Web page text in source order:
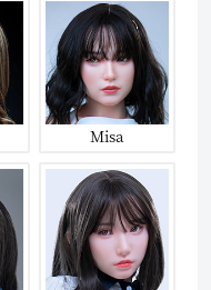
Misa